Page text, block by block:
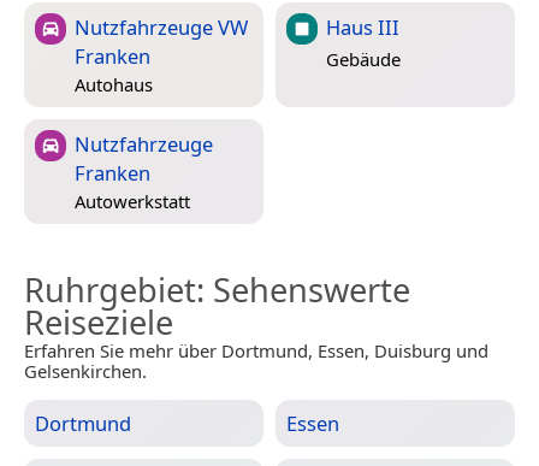
Nutzfahrzeuge VW
Franken
Autohaus
Haus III
Gebäude
Nutzfahrzeuge
Franken
Autowerkstatt
Ruhrgebiet: Sehenswerte
Reiseziele
Erfahren Sie mehr über Dortmund, Essen, Duisburg und
Gelsenkirchen.
Dortmund Essen